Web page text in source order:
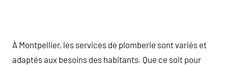
À Montpellier, les services de plomberie sont variés et
adaptés aux besoins des habitants. Que ce soit pour